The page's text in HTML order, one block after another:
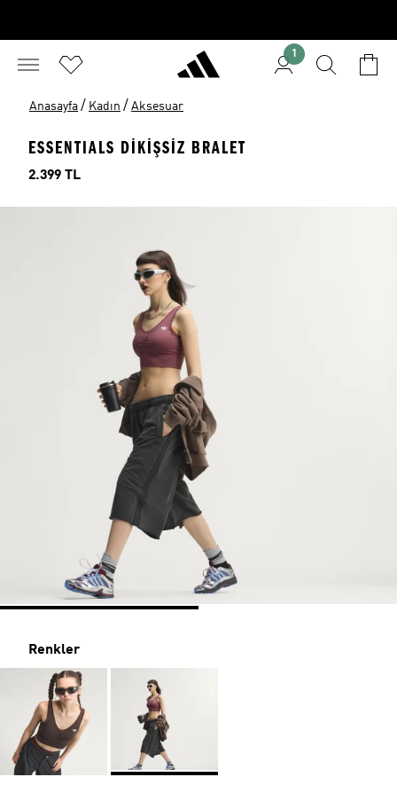
1
Anasayfa / Kadın / Aksesuar
ESSENTIALS DİKİŞSİZ BRALET
Fiyat
2.399 TL
Renkler